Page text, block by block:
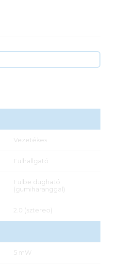
Vezetékes
Fülhallgató
Fülbe dugható
(gumiharanggal)
2.0 (sztereo)
5 mW